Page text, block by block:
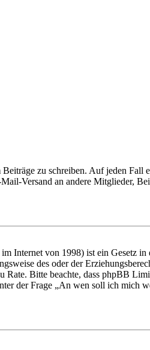
zu schreiben. Auf jeden Fall
Versand an andere Mitglieder,
Internet von 1998) ist ein Gesetz
des oder der
Bitte beachte, dass phpBB
der Frage „An wen soll ich mich